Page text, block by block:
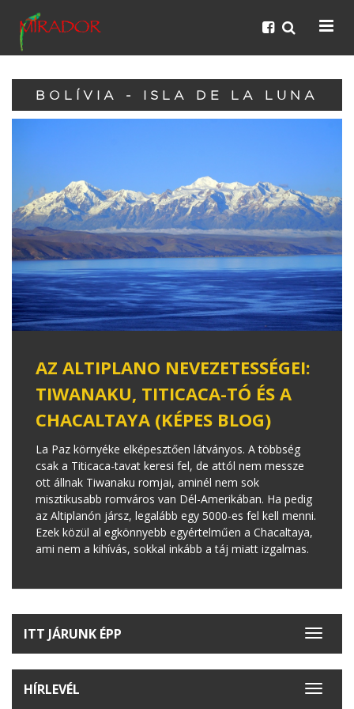
BOLÍVIA - ISLA DE LA LUNA
AZ ALTIPLANO NEVEZETESSÉGEI:
TIWANAKU, TITICACA-TÓ ÉS A
CHACALTAYA (KÉPES BLOG)
La Paz környéke elképesztően látványos. A többség
csak a Titicaca-tavat keresi fel, de attól nem messze
ott állnak Tiwanaku romjai, aminél nem sok
misztikusabb romváros van Dél-Amerikában. Ha pedig
az Altiplanón jársz, legalább egy 5000-es fel kell menni.
Ezek közül al egkönnyebb egyértelműen a Chacaltaya,
ami nem a kihívás, sokkal inkább a táj miatt izgalmas.
Toggle
ITT JÁRUNK ÉPP
Toggle
HÍRLEVÉL